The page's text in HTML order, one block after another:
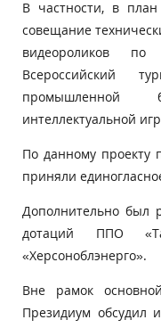
В частности, в
совещание
видеороликов
Всероссийский
промышленной
интеллектуальной
По данному проекту
приняли
Дополнительно был
дотаций ППО
«Херсоноблэнерго».
Вне рамок
Президиум обсудил